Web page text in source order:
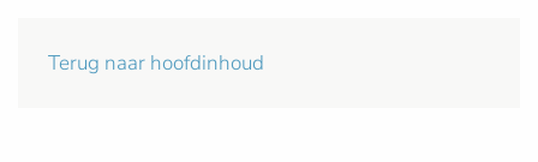
Terug naar hoofdinhoud